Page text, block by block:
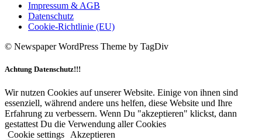
Impressum & AGB
Datenschutz
Cookie-Richtlinie (EU)
© Newspaper WordPress Theme by TagDiv
Achtung Datenschutz!!!
Wir nutzen Cookies auf unserer Website. Einige von ihnen sind
essenziell, während andere uns helfen, diese Website und Ihre
Erfahrung zu verbessern. Wenn Du "akzeptieren" klickst, dann
gestattest Du die Verwendung aller Cookies
Cookie settings
Akzeptieren